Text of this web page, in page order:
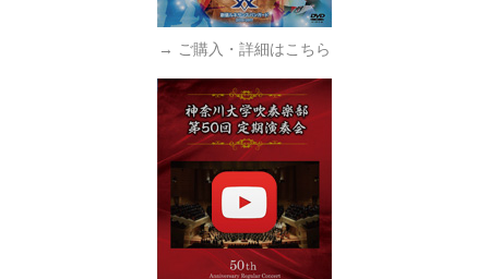
→ ご購入・詳細はこちら